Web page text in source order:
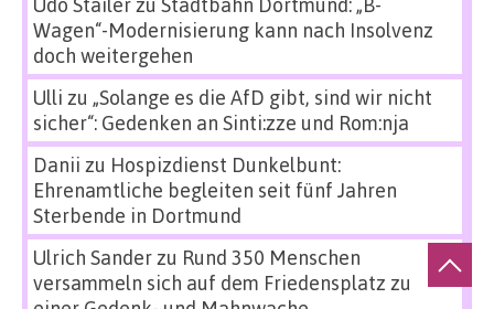
Wagen“-Modernisierung kann nach Insolvenz
doch weitergehen
Ulli zu „Solange es die AfD gibt, sind wir nicht
sicher“: Gedenken an Sinti:zze und Rom:nja
Danii zu Hospizdienst Dunkelbunt:
Ehrenamtliche begleiten seit fünf Jahren
Sterbende in Dortmund
Ulrich Sanderzu Rund 350 Menschen
versammeln sich auf dem Friedensplatz zu